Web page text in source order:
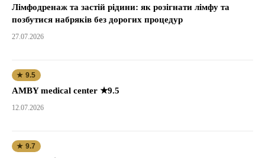
Лімфодренаж та застій рідини: як розігнати лімфу та
позбутися набряків без дорогих процедур
27.07.2026
★ 9.5
AMBY medical center ★9.5
12.07.2026
★ 9.7